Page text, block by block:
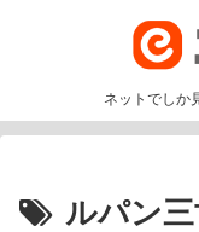
ネットでしか
ルパン